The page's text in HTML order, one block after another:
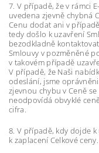
7. V případě, že v rámci
uvedena zjevně chybná
Cenu dodat ani v
tedy došlo k uzavření
bezodkladně
Smlouvy v pozměněné
v takovém případě
V případě, že Naši
odeslání, jsme
zjevnou chybu v Ceně
neodpovídá obvyklé
cifra.
8. V případě, kdy dojde k
k zaplacení Celkové ceny.